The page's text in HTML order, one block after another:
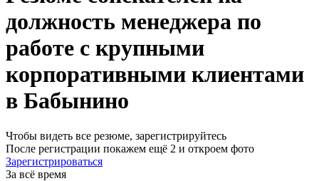
должность менеджера по
работе с крупными
корпоративными клиентами
в Бабынино
Чтобы видеть все резюме, зарегистрируйтесь
После регистрации покажем ещё 2 и откроем фото
Зарегистрироваться
За всё время